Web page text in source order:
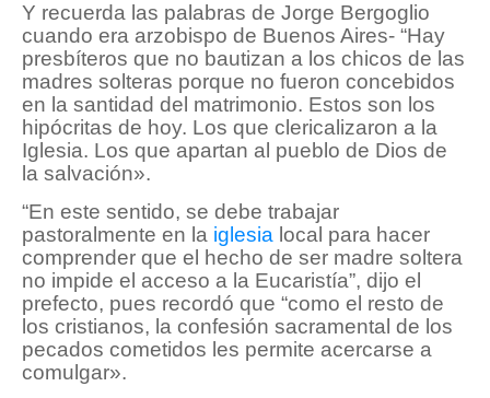
Y recuerda las palabras de Jorge Bergoglio
cuando era arzobispo de Buenos Aires- “Hay
presbíteros que no bautizan a los chicos de las
madres solteras porque no fueron concebidos
en la santidad del matrimonio. Estos son los
hipócritas de hoy. Los que clericalizaron a la
Iglesia. Los que apartan al pueblo de Dios de
la salvación».
“En este sentido, se debe trabajar
pastoralmente en la iglesia local para hacer
comprender que el hecho de ser madre soltera
no impide el acceso a la Eucaristía”, dijo el
prefecto, pues recordó que “como el resto de
los cristianos, la confesión sacramental de los
pecados cometidos les permite acercarse a
comulgar».